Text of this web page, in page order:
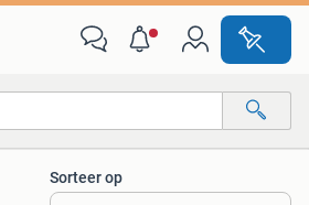
Sorteer op